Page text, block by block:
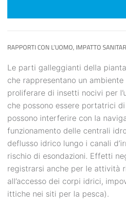
RAPPORTI CON L’UOMO, IMPATTO
Le parti galleggianti della
che rappresentano un
proliferare di insetti nocivi per
che possono essere portatrici
possono interferire con la
funzionamento delle centrali
deflusso idrico lungo i canali
rischio di esondazioni. Effetti
registrarsi anche per le attività
all’accesso dei corpi idrici,
ittiche nei siti per la pesca).